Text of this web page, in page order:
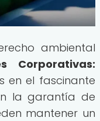
ambiental
Corporativas:
en el fascinante
la garantía de
mantener un